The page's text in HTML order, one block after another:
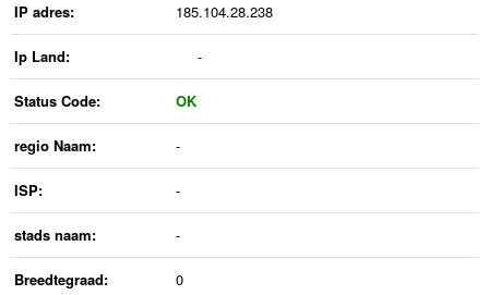
IP adres: 185.104.28.238
Ip Land: -
Status Code: OK
regio Naam: -
ISP: -
stads naam: -
Breedtegraad: 0